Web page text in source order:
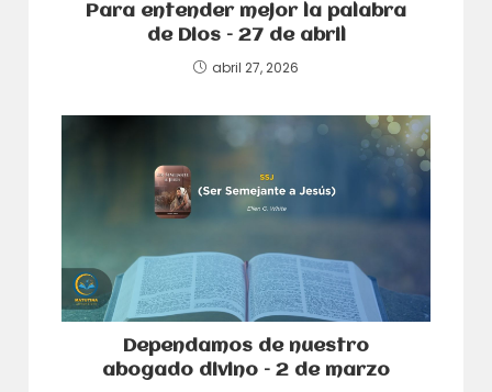
Para entender mejor la palabra
de Dios – 27 de abril
abril 27, 2026
Dependamos de nuestro
abogado divino – 2 de marzo